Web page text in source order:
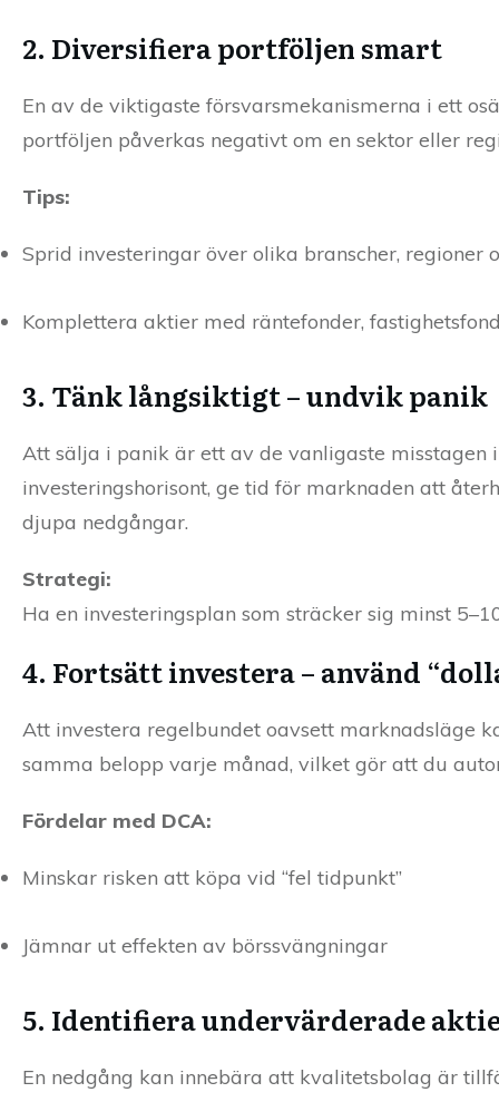
2. Diversifiera portföljen smart
En av de viktigaste försvarsmekanismerna i ett
portföljen påverkas negativt om en sektor eller
Tips:
Sprid investeringar över olika branscher, regioner
Komplettera aktier med räntefonder,
3. Tänk långsiktigt – undvik panik
Att sälja i panik är ett av de vanligaste misstagen
investeringshorisont, ge tid för marknaden att
djupa nedgångar.
Strategi:
Ha en investeringsplan som sträcker sig minst
4. Fortsätt investera – använd
Att investera regelbundet oavsett marknadsläge
samma belopp varje månad, vilket gör att du
Fördelar med DCA:
Minskar risken att köpa vid “fel tidpunkt”
Jämnar ut effekten av börssvängningar
5. Identifiera undervärderade
En nedgång kan innebära att kvalitetsbolag är